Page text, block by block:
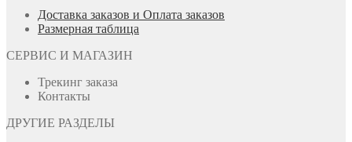
Доставка заказов и Оплата заказов
Размерная таблица
СЕРВИС И МАГАЗИН
Трекинг заказа
Контакты
ДРУГИЕ РАЗДЕЛЫ